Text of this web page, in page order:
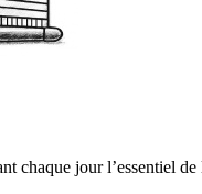
chaque jour l’essentiel